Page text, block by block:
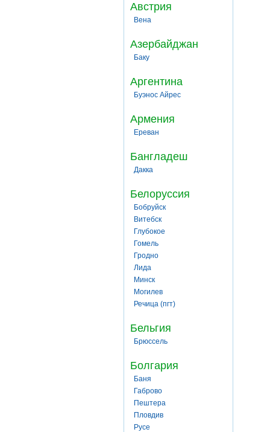
Австрия
Вена
Азербайджан
Баку
Аргентина
Буэнос Айрес
Армения
Ереван
Бангладеш
Дакка
Белоруссия
Бобруйск
Витебск
Глубокое
Гомель
Гродно
Лида
Минск
Могилев
Речица (пгт)
Бельгия
Брюссель
Болгария
Баня
Габрово
Пештера
Пловдив
Русе